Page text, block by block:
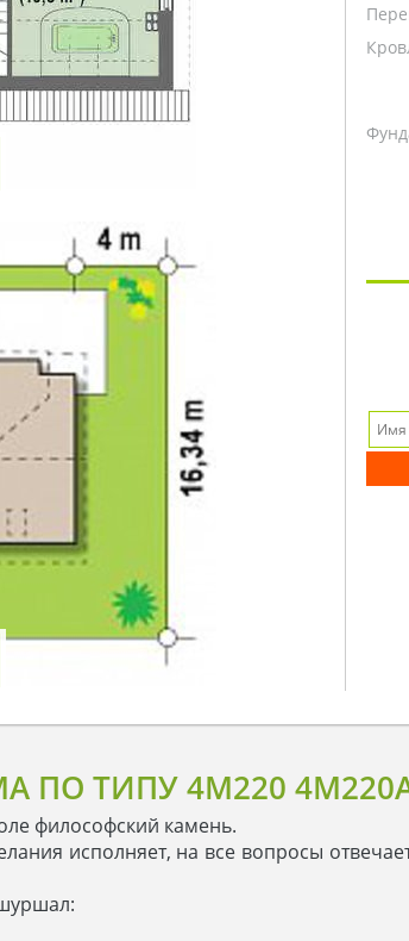
ТИПУ 4M220
философский камень.
исполняет, на все вопросы